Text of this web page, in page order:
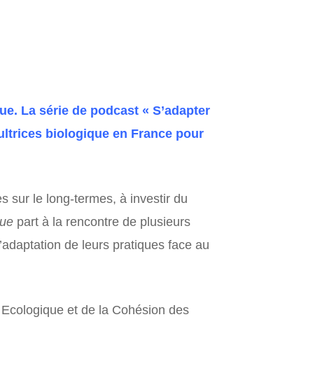
La série de podcast « S’adapter
biologique en France pour
sur le long-termes, à investir du
part à la rencontre de plusieurs
de leurs pratiques face au
et de la Cohésion des